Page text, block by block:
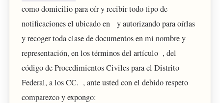
como domicilio para oír y recibir todo tipo de
notificaciones el ubicado en y autorizando para oírlas
y recoger toda clase de documentos en mi nombre y
representación, en los términos del artículo , del
código de Procedimientos Civiles para el Distrito
Federal, a los CC. , ante usted con el debido respeto
comparezco y expongo: